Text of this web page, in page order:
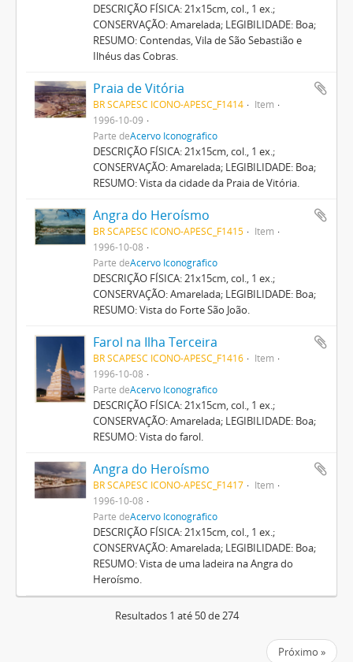
DESCRIÇÃO FÍSICA: 21x15cm, col., 1 ex.;
CONSERVAÇÃO: Amarelada; LEGIBILIDADE: Boa;
RESUMO: Contendas, Vila de São Sebastião e
Ilhéus das Cobras.
Praia de Vitória
BR SCAPESC ICONO-APESC_F1414
Item
1996-10-09
Parte deAcervo Iconográfico
DESCRIÇÃO FÍSICA: 21x15cm, col., 1 ex.;
CONSERVAÇÃO: Amarelada; LEGIBILIDADE: Boa;
RESUMO: Vista da cidade da Praia de Vitória.
Angra do Heroísmo
BR SCAPESC ICONO-APESC_F1415
Item
1996-10-08
Parte deAcervo Iconográfico
DESCRIÇÃO FÍSICA: 21x15cm, col., 1 ex.;
CONSERVAÇÃO: Amarelada; LEGIBILIDADE: Boa;
RESUMO: Vista do Forte São João.
Farol na Ilha Terceira
BR SCAPESC ICONO-APESC_F1416
Item
1996-10-08
Parte deAcervo Iconográfico
DESCRIÇÃO FÍSICA: 21x15cm, col., 1 ex.;
CONSERVAÇÃO: Amarelada; LEGIBILIDADE: Boa;
RESUMO: Vista do farol.
Angra do Heroísmo
BR SCAPESC ICONO-APESC_F1417
Item
1996-10-08
Parte deAcervo Iconográfico
DESCRIÇÃO FÍSICA: 21x15cm, col., 1 ex.;
CONSERVAÇÃO: Amarelada; LEGIBILIDADE: Boa;
RESUMO: Vista de uma ladeira na Angra do
Heroísmo.
Resultados 1 até 50 de 274
Próximo »